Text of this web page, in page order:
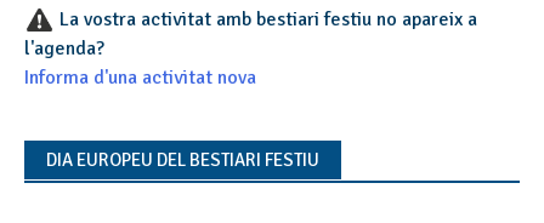
La vostra activitat amb bestiari festiu no apareix a
l'agenda?
Informa d'una activitat nova
DIA EUROPEU DEL BESTIARI FESTIU